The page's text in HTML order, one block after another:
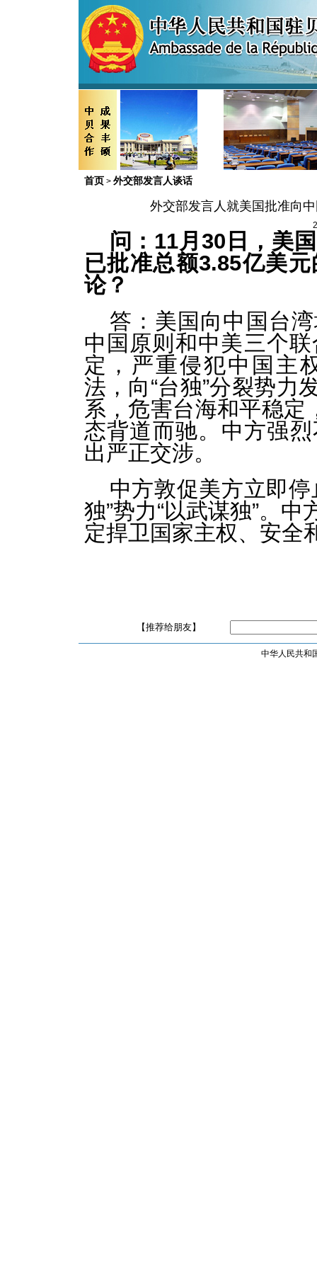
首页 > 外交部发言人谈话
外交部发言人就美国批准向
问：11月30日，美
已批准总额3.85亿美
论？
答：美国向中国台
中国原则和中美三个联
定，严重侵犯中国主
法，向“台独”分裂势力
系，危害台海和平稳定
态背道而驰。中方强
出严正交涉。
中方敦促美方立即
独”势力“以武谋独”。
定捍卫国家主权、安全
【推荐给朋友】
中华人民共和